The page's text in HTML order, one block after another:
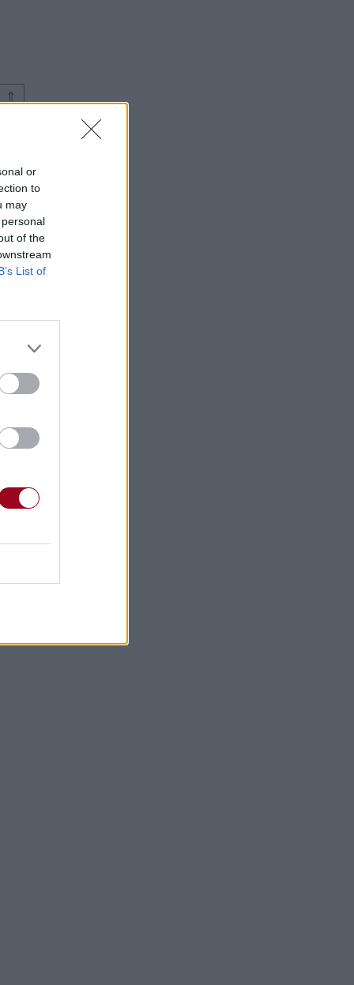
or
to
may
of the
List of
⇑